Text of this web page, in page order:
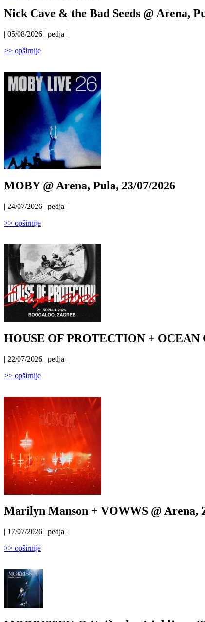
Nick Cave & the Bad Seeds @ Arena,
| 05/08/2026 | pedja |
>> opširnije
MOBY @ Arena, Pula, 23/07/2026
| 24/07/2026 | pedja |
>> opširnije
HOUSE OF PROTECTION + OCEAN
| 22/07/2026 | pedja |
>> opširnije
Marilyn Manson + VOWWS @ Arena,
| 17/07/2026 | pedja |
>> opširnije